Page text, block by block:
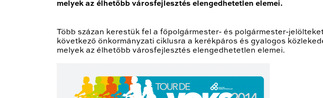
melyek az élhetőbb városfejlesztés elengedhetetlen elemei.
Több százan kerestük fel a főpolgármester- és polgármester-
következő önkormányzati ciklusra a kerékpáros és gyalogos
melyek az élhetőbb városfejlesztés elengedhetetlen elemei.